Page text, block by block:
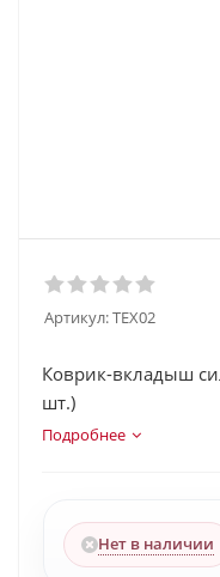
Артикул:TEX02
Коврик-вкладыш
шт.)
Подробнее
Нет в наличии